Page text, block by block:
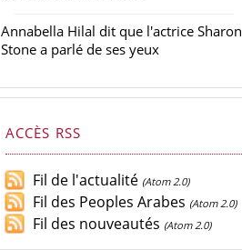
Annabella Hilal dit que l'actrice Sharon
Stone a parlé de ses yeux
ACCÈS RSS
Fil de l'actualité (Atom 2.0)
Fil des Peoples Arabes (Atom 2.0)
Fil des nouveautés (Atom 2.0)